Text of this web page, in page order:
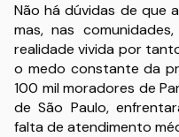
Não há dúvidas de que
mas, nas
realidade vivida por
o medo constante da
100 mil moradores de
de São Paulo,
falta de atendimento